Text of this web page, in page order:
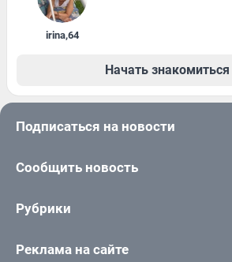
irina,64
Начать знакомиться
Подписаться на новости
Сообщить новость
Рубрики
Реклама на сайте